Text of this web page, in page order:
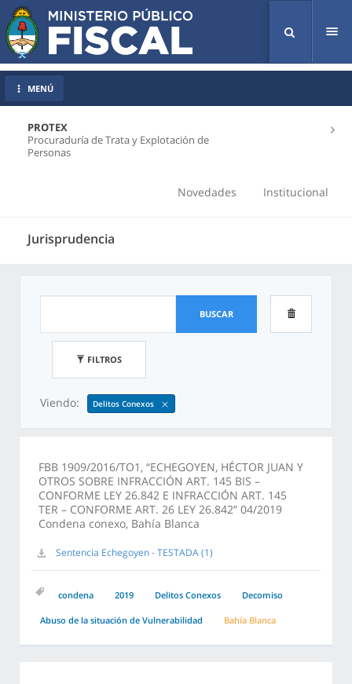
PROTEX
Procuraduría de Trata y Explotación de
Personas
Novedades Institucional
Jurisprudencia
MENÚ
BUSCAR
FILTROS
Viendo: Delitos Conexos
FBB 1909/2016/TO1, “ECHEGOYEN, HÉCTOR JUAN Y
OTROS SOBRE INFRACCIÓN ART. 145 BIS –
CONFORME LEY 26.842 E INFRACCIÓN ART. 145
TER – CONFORME ART. 26 LEY 26.842” 04/2019
Condena conexo, Bahía Blanca
Sentencia Echegoyen - TESTADA (1)
condena 2019 Delitos Conexos Decomiso
Abuso de la situación de Vulnerabilidad Bahía Blanca